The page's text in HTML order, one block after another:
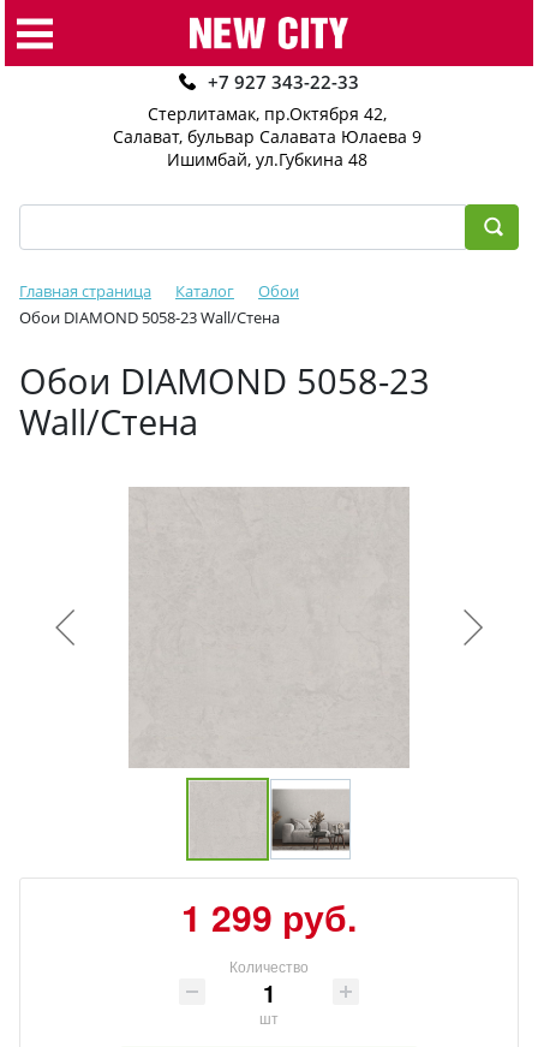
+7 927 343-22-33
Стерлитамак, пр.Октября 42,
Салават, бульвар Салавата Юлаева 9
Ишимбай, ул.Губкина 48
Главная страница Каталог
Обои
Обои DIAMOND 5058-23 Wall/Стена
Обои DIAMOND 5058-23
Wall/Стена
1 299 руб.
Количество
шт